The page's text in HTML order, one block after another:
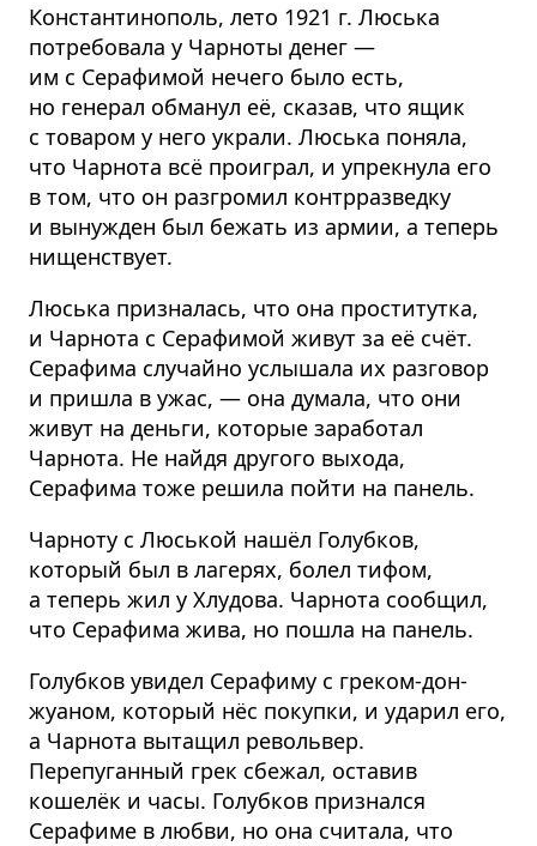
Константинополь, лето 1921 г. Люська
потребовала у Чарноты денег —
им с Серафимой нечего было есть,
но генерал обманул её, сказав, что ящик
с товаром у него украли. Люська поняла,
что Чарнота всё проиграл, и упрекнула его
в том, что он разгромил контрразведку
и вынужден был бежать из армии, а теперь
нищенствует.
Люська призналась, что она проститутка,
и Чарнота с Серафимой живут за её счёт.
Серафима случайно услышала их разговор
и пришла в ужас, — она думала, что они
живут на деньги, которые заработал
Чарнота. Не найдя другого выхода,
Серафима тоже решила пойти на панель.
Чарноту с Люськой нашёл Голубков,
который был в лагерях, болел тифом,
а теперь жил у Хлудова. Чарнота сообщил,
что Серафима жива, но пошла на панель.
Голубков увидел Серафиму с греком-дон-
жуаном, который нёс покупки, и ударил его,
а Чарнота вытащил револьвер.
Перепуганный грек сбежал, оставив
кошелёк и часы. Голубков признался
Серафиме в любви, но она считала, что